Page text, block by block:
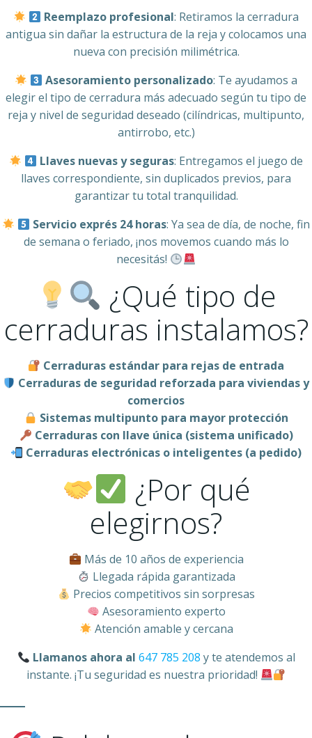
Reemplazo profesional: Retiramos la cerradura
antigua sin dañar la estructura de la reja y colocamos una
nueva con precisión milimétrica.
Asesoramiento personalizado: Te ayudamos a
elegir el tipo de cerradura más adecuado según tu tipo de
reja y nivel de seguridad deseado (cilíndricas, multipunto,
antirrobo, etc.)
Llaves nuevas y seguras: Entregamos el juego de
llaves correspondiente, sin duplicados previos, para
garantizar tu total tranquilidad.
Servicio exprés 24 horas: Ya sea de día, de noche, fin
de semana o feriado, ¡nos movemos cuando más lo
necesitás!
¿Qué tipo de
cerraduras instalamos?
Cerraduras estándar para rejas de entrada
Cerraduras de seguridad reforzada para viviendas y
comercios
Sistemas multipunto para mayor protección
Cerraduras con llave única (sistema unificado)
Cerraduras electrónicas o inteligentes (a pedido)
¿Por qué
elegirnos?
Más de 10 años de experiencia
Llegada rápida garantizada
Precios competitivos sin sorpresas
Asesoramiento experto
Atención amable y cercana
Llamanos ahora al 647 785 208 y te atendemos al
instante. ¡Tu seguridad es nuestra prioridad!